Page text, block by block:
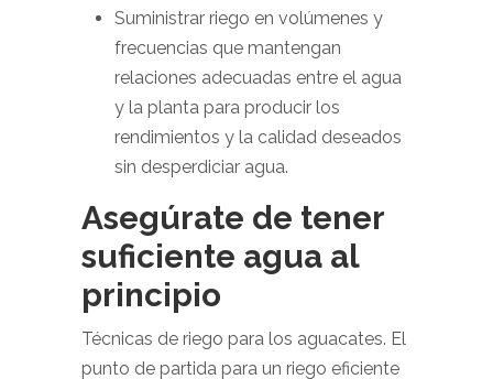
Suministrar riego en volúmenes y
frecuencias que mantengan
relaciones adecuadas entre el agua
y la planta para producir los
rendimientos y la calidad deseados
sin desperdiciar agua.
Asegúrate de tener
suficiente agua al
principio
Técnicas de riego para los aguacates. El
punto de partida para un riego eficiente